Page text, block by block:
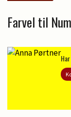
Farvel til